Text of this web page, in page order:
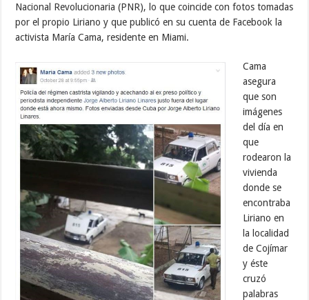
Nacional Revolucionaria (PNR), lo que coincide con fotos tomadas
por el propio Liriano y que publicó en su cuenta de Facebook la
activista María Cama, residente en Miami.
Cama
asegura
que son
imágenes
del día en
que
rodearon la
vivienda
donde se
encontraba
Liriano en
la localidad
de Cojímar
y éste
cruzó
palabras